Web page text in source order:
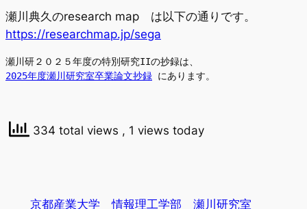
瀬川典久のresearch map は以下の通りです。
https://researchmap.jp/sega
瀬川研２０２５年度の特別研究IIの抄録は、
2025年度瀬川研究室卒業論文抄録 にあります。
334 total views , 1 views today
京都産業大学 情報理工学部 瀬川研究室